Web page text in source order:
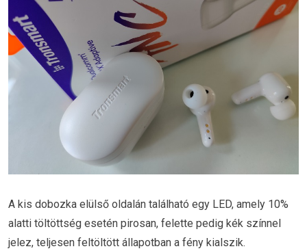
A kis dobozka elülső oldalán található egy LED, amely 10%
alatti töltöttség esetén pirosan, felette pedig kék színnel
jelez, teljesen feltöltött állapotban a fény kialszik.